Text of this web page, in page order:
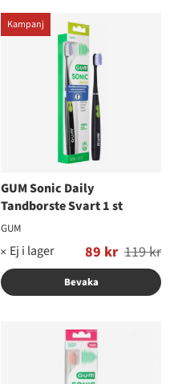
Kampanj
GUM Sonic Daily
Tandborste Svart 1 st
GUM
89 kr
Ordinarie pris: 119 kr
Bevaka